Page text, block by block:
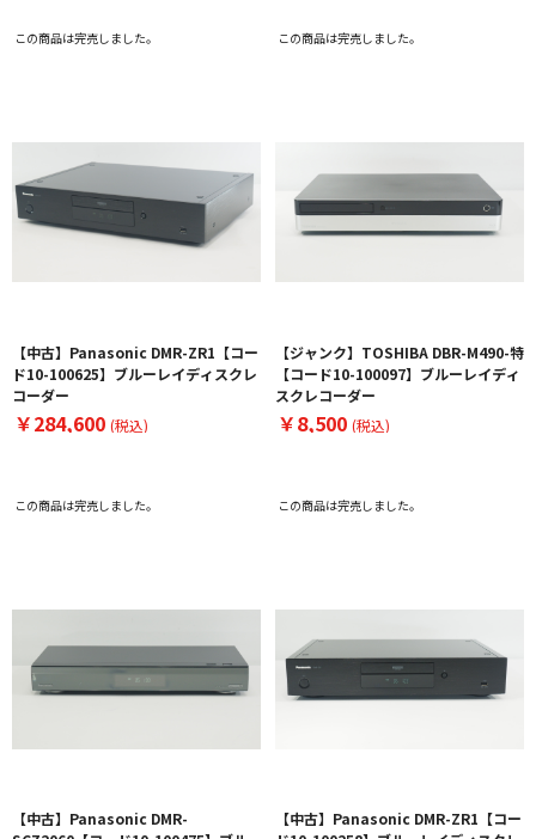
この商品は完売しました。 この商品は完売しました。
【中古】Panasonic DMR-ZR1【コー
ド10-100625】ブルーレイディスクレ
コーダー
￥284,600 (税込)
この商品は完売しました。
【ジャンク】TOSHIBA DBR-M490-特
【コード10-100097】ブルーレイディ
スクレコーダー
￥8,500 (税込)
この商品は完売しました。
【中古】Panasonic DMR-
【中古】Panasonic DMR-ZR1【コー